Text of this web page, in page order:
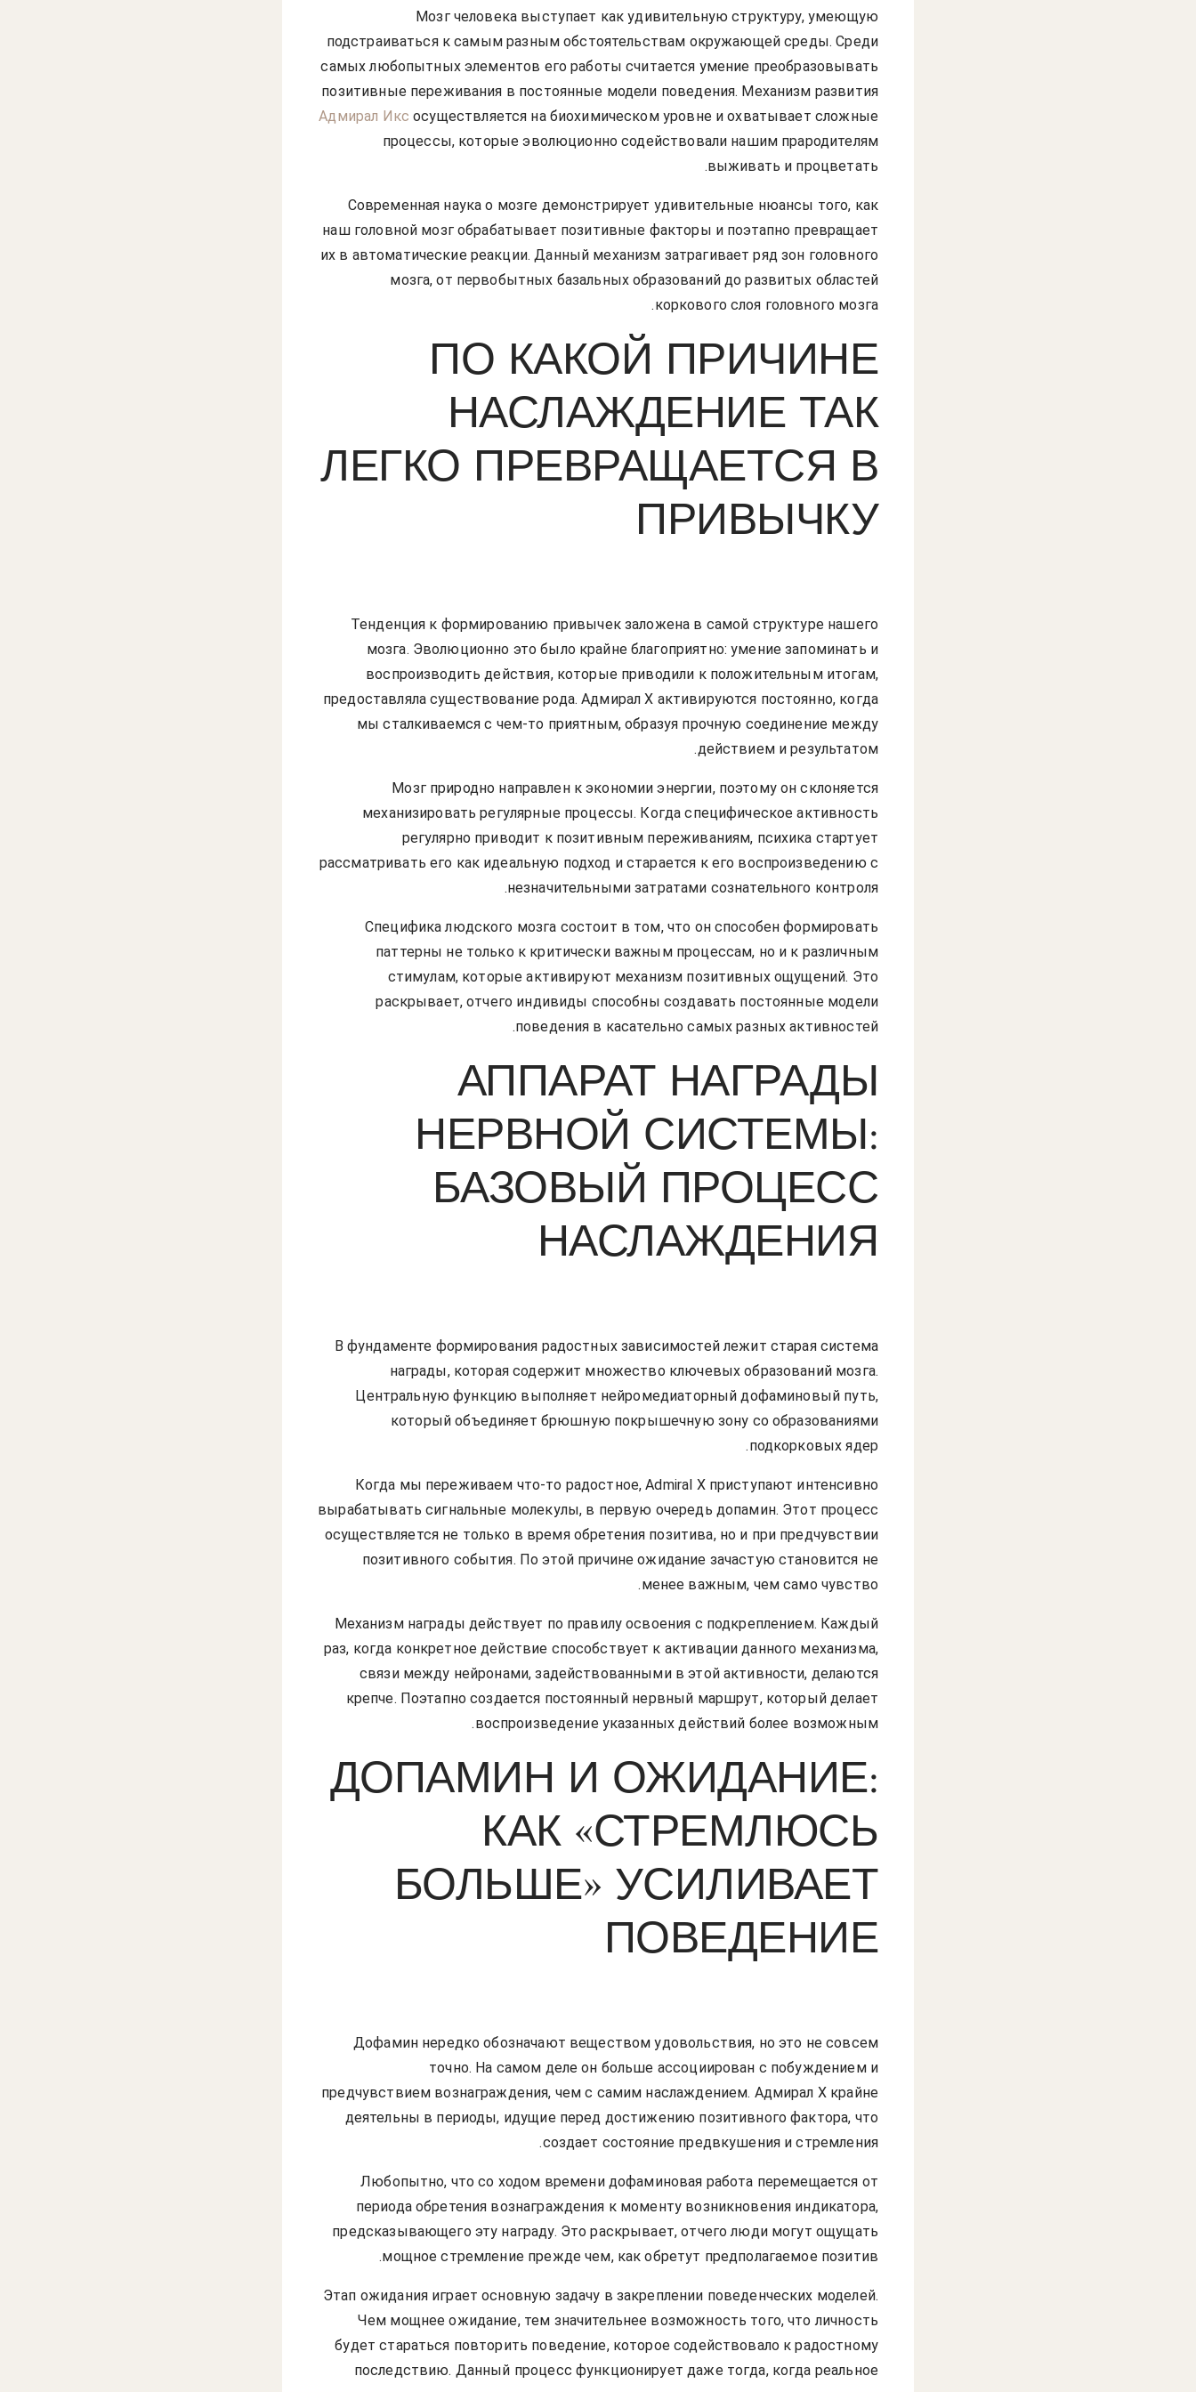
Мозг человека выступает как удивительную структуру, умеющую
подстраиваться к самым разным обстоятельствам окружающей среды. Среди
самых любопытных элементов его работы считается умение преобразовывать
позитивные переживания в постоянные модели поведения. Механизм развития
Адмирал Икс осуществляется на биохимическом уровне и охватывает сложные
процессы, которые эволюционно содействовали нашим прародителям
выживать и процветать.
Современная наука о мозге демонстрирует удивительные нюансы того, как
наш головной мозг обрабатывает позитивные факторы и поэтапно превращает
их в автоматические реакции. Данный механизм затрагивает ряд зон головного
мозга, от первобытных базальных образований до развитых областей
коркового слоя головного мозга.
ПО КАКОЙ ПРИЧИНЕ
НАСЛАЖДЕНИЕ ТАК
ЛЕГКО ПРЕВРАЩАЕТСЯ В
ПРИВЫЧКУ
Тенденция к формированию привычек заложена в самой структуре нашего
мозга. Эволюционно это было крайне благоприятно: умение запоминать и
воспроизводить действия, которые приводили к положительным итогам,
предоставляла существование рода. Адмирал Х активируются постоянно, когда
мы сталкиваемся с чем-то приятным, образуя прочную соединение между
действием и результатом.
Мозг природно направлен к экономии энергии, поэтому он склоняется
механизировать регулярные процессы. Когда специфическое активность
регулярно приводит к позитивным переживаниям, психика стартует
рассматривать его как идеальную подход и старается к его воспроизведению с
незначительными затратами сознательного контроля.
Специфика людского мозга состоит в том, что он способен формировать
паттерны не только к критически важным процессам, но и к различным
стимулам, которые активируют механизм позитивных ощущений. Это
раскрывает, отчего индивиды способны создавать постоянные модели
поведения в касательно самых разных активностей.
АППАРАТ НАГРАДЫ
НЕРВНОЙ СИСТЕМЫ:
БАЗОВЫЙ ПРОЦЕСС
НАСЛАЖДЕНИЯ
В фундаменте формирования радостных зависимостей лежит старая система
награды, которая содержит множество ключевых образований мозга.
Центральную функцию выполняет нейромедиаторный дофаминовый путь,
который объединяет брюшную покрышечную зону со образованиями
подкорковых ядер.
Когда мы переживаем что-то радостное, Admiral X приступают интенсивно
вырабатывать сигнальные молекулы, в первую очередь допамин. Этот процесс
осуществляется не только в время обретения позитива, но и при предчувствии
позитивного события. По этой причине ожидание зачастую становится не
менее важным, чем само чувство.
Механизм награды действует по правилу освоения с подкреплением. Каждый
раз, когда конкретное действие способствует к активации данного механизма,
связи между нейронами, задействованными в этой активности, делаются
крепче. Поэтапно создается постоянный нервный маршрут, который делает
воспроизведение указанных действий более возможным.
ДОПАМИН И ОЖИДАНИЕ:
КАК «СТРЕМЛЮСЬ
БОЛЬШЕ» УСИЛИВАЕТ
ПОВЕДЕНИЕ
Дофамин нередко обозначают веществом удовольствия, но это не совсем
точно. На самом деле он больше ассоциирован с побуждением и
предчувствием вознаграждения, чем с самим наслаждением. Адмирал Х крайне
деятельны в периоды, идущие перед достижению позитивного фактора, что
создает состояние предвкушения и стремления.
Любопытно, что со ходом времени дофаминовая работа перемещается от
периода обретения вознаграждения к моменту возникновения индикатора,
предсказывающего эту награду. Это раскрывает, отчего люди могут ощущать
мощное стремление прежде чем, как обретут предполагаемое позитив.
Этап ожидания играет основную задачу в закреплении поведенческих моделей.
Чем мощнее ожидание, тем значительнее возможность того, что личность
будет стараться повторить поведение, которое содействовало к радостному
последствию. Данный процесс функционирует даже тогда, когда реальное